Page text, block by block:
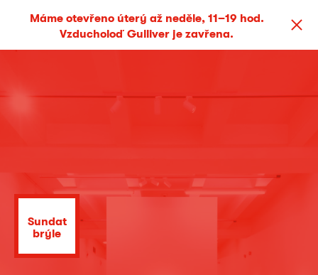
Máme otevřeno úterý až neděle, 11–19 hod.
Vzducholoď Gulliver je zavřena.
Sundat
brýle